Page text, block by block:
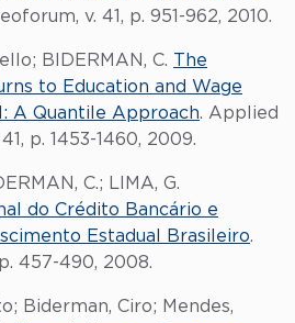
v. 41, p. 951-962, 2010.
BIDERMAN, C. The
to Education and Wage
A Quantile Approach. Applied
p. 1453-1460, 2009.
C.; LIMA, G.
do Crédito Bancário e
Estadual Brasileiro.
457-490, 2008.
Biderman, Ciro; Mendes,